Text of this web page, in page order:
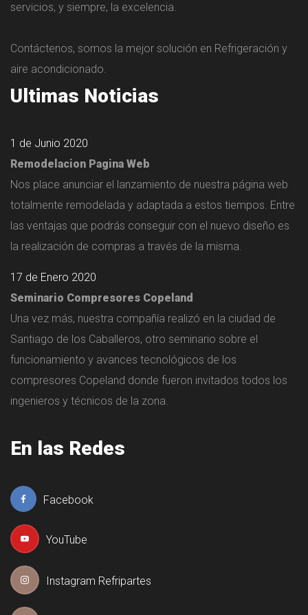
servicios, y siempre, la excelencia.
Contáctenos, somos la mejor solución en Refrigeración y
aire acondicionado.
Ultimas Noticias
1 de Junio 2020
Remodelacion Pagina Web
Nos place anunciar el lanzamiento de nuestra página web
totalmente remodelada y adaptada a estos tiempos. Entre
las ventajas que podrás conseguir con el nuevo diseño es
la realización de compras a través de la misma.
17 de Enero 2020
Seminario Compresores Copeland
Una vez más, nuestra compañía realizó en la ciudad de
Santiago de los Caballeros, otro seminario sobre el
funcionamiento y avances tecnológicos de los
compresores Copeland donde fueron invitados todos los
ingenieros y técnicos de la zona.
En las Redes
Facebook
YouTube
Instagram Refripartes